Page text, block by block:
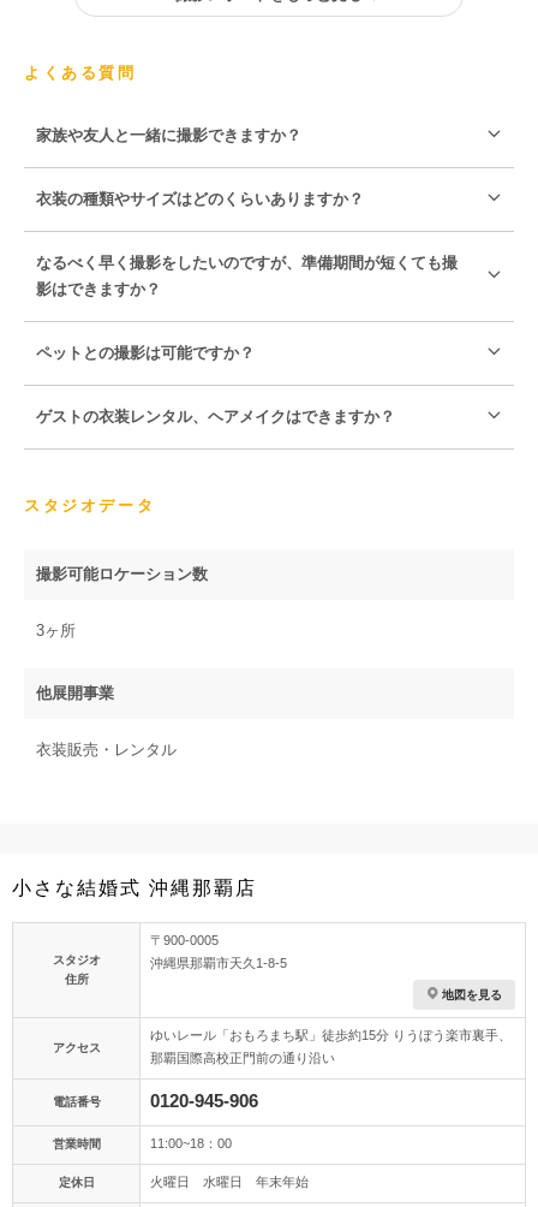
よくある質問
家族や友人と一緒に撮影できますか？
衣装の種類やサイズはどのくらいありますか？
なるべく早く撮影をしたいのですが、準備期間が短くても撮
影はできますか？
ペットとの撮影は可能ですか？
ゲストの衣装レンタル、ヘアメイクはできますか？
スタジオデータ
撮影可能ロケーション数
3ヶ所
他展開事業
衣装販売・レンタル
小さな結婚式 沖縄那覇店
スタジオ
住所
〒900-0005
沖縄県那覇市天久1-8-5
地図を見る
アクセス
ゆいレール「おもろまち駅」徒歩約15分 りうぼう楽市裏手、
那覇国際高校正門前の通り沿い
電話番号 0120-945-906
営業時間 11:00~18：00
定休日 火曜日 水曜日 年末年始